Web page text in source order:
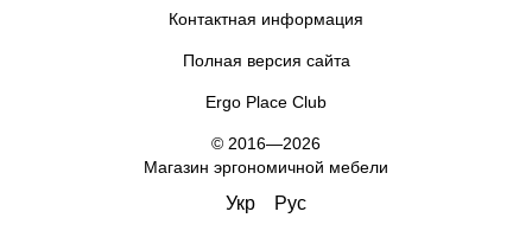
Контактная информация
Полная версия сайта
Ergo Place Club
© 2016—2026
Магазин эргономичной мебели
Укр Рус